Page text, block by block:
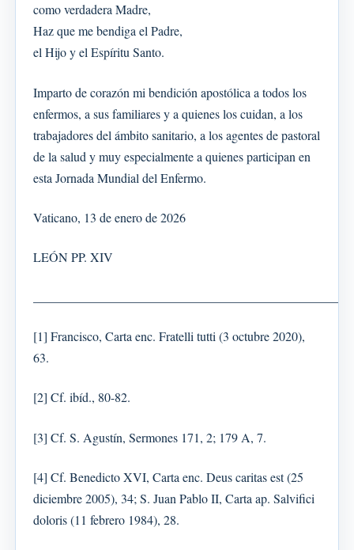
como verdadera Madre,
Haz que me bendiga el Padre,
el Hijo y el Espíritu Santo.
Imparto de corazón mi bendición apostólica a todos los
enfermos, a sus familiares y a quienes los cuidan, a los
trabajadores del ámbito sanitario, a los agentes de pastoral
de la salud y muy especialmente a quienes participan en
esta Jornada Mundial del Enfermo.
Vaticano, 13 de enero de 2026
LEÓN PP. XIV
[1] Francisco, Carta enc. Fratelli tutti (3 octubre 2020),
63.
[2] Cf. ibíd., 80-82.
[3] Cf. S. Agustín, Sermones 171, 2; 179 A, 7.
[4] Cf. Benedicto XVI, Carta enc. Deus caritas est (25
diciembre 2005), 34; S. Juan Pablo II, Carta ap. Salvifici
doloris (11 febrero 1984), 28.